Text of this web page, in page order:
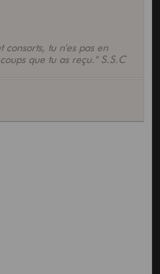
consorts, tu n'es pas en
que tu as reçu." S.S.C